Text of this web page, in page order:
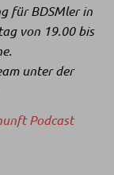
für BDSMler in
von 19.00 bis
unter der
Podcast